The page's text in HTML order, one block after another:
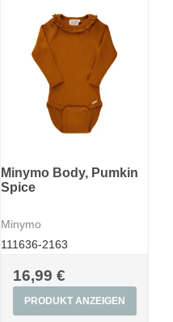
Minymo Body, Pumkin
Spice
Minymo
111636-2163
16,99 €
PRODUKT ANZEIGEN